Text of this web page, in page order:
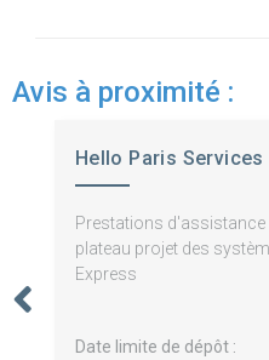
Avis à proximité :
Hello Paris Services
Prestations d'assistance
plateau projet des
Express
Date limite de dépôt :